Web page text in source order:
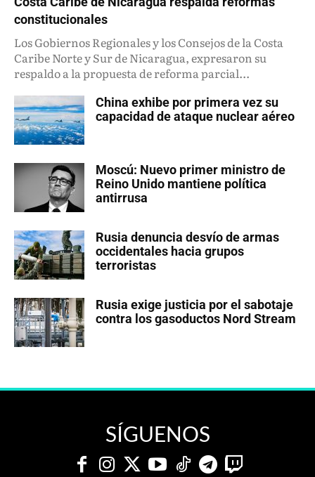
constitucionales
Los Gobiernos Regionales y los Consejos de la Costa
Caribe Norte y Sur de Nicaragua, expresaron su
respaldo a la propuesta de reforma parcial...
China exhibe por primera vez su
capacidad de ataque nuclear aéreo
Moscú: Nuevo primer ministro de
Reino Unido mantiene política
antirrusa
Rusia denuncia desvío de armas
occidentales hacia grupos
terroristas
Rusia exige justicia por el sabotaje
contra los gasoductos Nord Stream
SÍGUENOS